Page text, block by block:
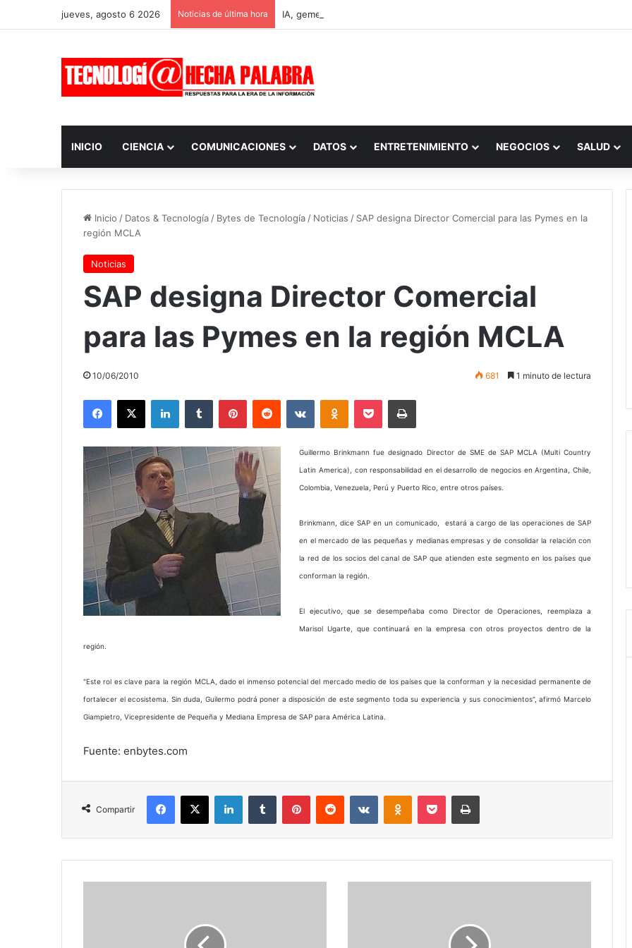
jueves, agosto 6 2026 Noticias de última hora
INICIO CIENCIA COMUNICACIONES DATOS ENTRETENIMIENTO NEGOCIOS SALUD
Inicio / Datos & Tecnología / Bytes de Tecnología / Noticias / SAP designa Director Comercial para las Pymes en la
región MCLA
Noticias
SAP designa Director Comercial
para las Pymes en la región MCLA
10/06/2010 681 1 minuto de lectura
Facebook
X LinkedInTumblr PinterestReddit VKontakteOdnoklassniki
Pocket Imprimir
Guillermo Brinkmann fue designado Director de SME de SAP MCLA (Multi Country
Latin America), con responsabilidad en el desarrollo de negocios en Argentina, Chile,
Colombia, Venezuela, Perú y Puerto Rico, entre otros países.
Brinkmann, dice SAP en un comunicado, estará a cargo de las operaciones de SAP
en el mercado de las pequeñas y medianas empresas y de consolidar la relación con
la red de los socios del canal de SAP que atienden este segmento en los países que
conforman la región.
El ejecutivo, que se desempeñaba como Director de Operaciones, reemplaza a
Marisol Ugarte, que continuará en la empresa con otros proyectos dentro de la
región.
"Este rol es clave para la región MCLA, dado el inmenso potencial del mercado medio de los países que la conforman y la necesidad permanente de
fortalecer el ecosistema. Sin duda, Guilermo podrá poner a disposición de este segmento toda su experiencia y sus conocimientos", afirmó Marcelo
Giampietro, Vicepresidente de Pequeña y Mediana Empresa de SAP para América Latina.
Fuente: enbytes.com
Compartir
Facebook
X LinkedInTumblr PinterestReddit VKontakteOdnoklassniki
Pocket Imprimir